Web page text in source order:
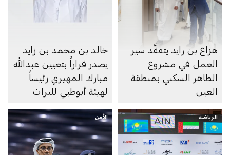
هزاع بن زايد يتفقَّد سير
العمل في مشروع
الظاهر السكني بمنطقة
العين
خالد بن محمد بن زايد
يصدر قراراً بتعيين عبدالله
مبارك المهيري رئيساً
لهيئة أبوظبي للتراث
الرياضة الأمن